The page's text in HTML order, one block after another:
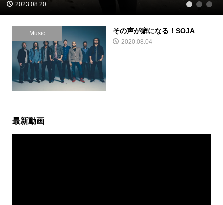
2023.08.20 1 2 3
Music その声が癖になる！SOJA
2020.08.04
最新動画